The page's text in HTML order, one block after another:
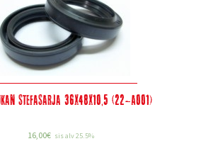
stefasarja 36x48x10,5 (22-A001)
16,00€ sis alv 25.5%